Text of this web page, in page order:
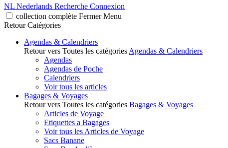
NL Nederlands Recherche Connexion
collection complète Fermer Menu
Retour Catégories
Agendas & Calendriers
Retour vers Toutes les catégories Agendas & Calendriers
Agendas
Agendas de Poche
Calendriers
Voir tous les articles
Bagages & Voyages
Retour vers Toutes les catégories Bagages & Voyages
Articles de Voyage
Etiquettes a Bagages
Voir tous les Articles de Voyage
Sacs Banane